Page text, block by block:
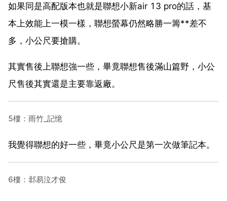
如果同是高配版本也就是聯想小新air 13 pro的話，基
本上效能上一模一樣，聯想螢幕仍然略勝一籌**差不
多，小公尺要搶購。
其實售後上聯想強一些，畢竟聯想售後滿山篇野，小公
尺售後其實還是主要靠返廠。
5樓：雨竹_記憶
我覺得聯想的好一些，畢竟小公尺是第一次做筆記本。
6樓：邶易泣才俊